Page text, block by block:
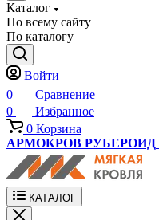
Каталог
По всему сайту
По каталогу
Войти
0
Сравнение
0
Избранное
0 Корзина
АРМОКРОВ РУБЕРОИД
КАТАЛОГ